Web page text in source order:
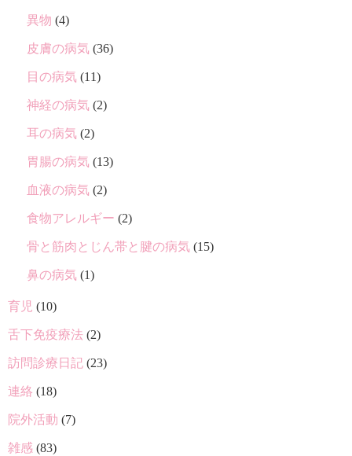
異物 (4)
皮膚の病気 (36)
目の病気 (11)
神経の病気 (2)
耳の病気 (2)
胃腸の病気 (13)
血液の病気 (2)
食物アレルギー (2)
骨と筋肉とじん帯と腱の病気 (15)
鼻の病気 (1)
育児 (10)
舌下免疫療法 (2)
訪問診療日記 (23)
連絡 (18)
院外活動 (7)
雑感 (83)